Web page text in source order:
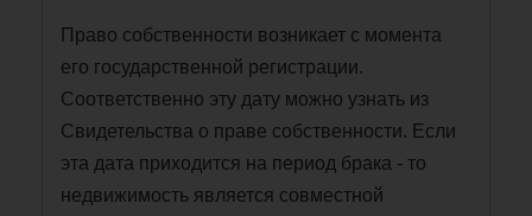
Право собственности возникает с момента
его государственной регистрации.
Соответственно эту дату можно узнать из
Свидетельства о праве собственности. Если
эта дата приходится на период брака - то
недвижимость является совместной